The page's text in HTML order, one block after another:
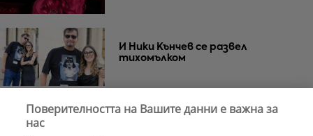
И Ники Кънчев се развел
тихомълком
Поверителността на Вашите данни е важна за
нас